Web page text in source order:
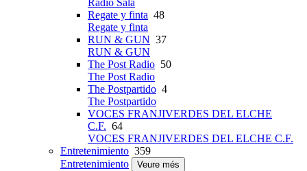
Radio Sala
Regate y finta 48
Regate y finta
RUN & GUN 37
RUN & GUN
The Post Radio 50
The Post Radio
The Postpartido 4
The Postpartido
VOCES FRANJIVERDES DEL ELCHE
C.F. 64
VOCES FRANJIVERDES DEL ELCHE C.F.
Entretenimiento 359
Entretenimiento
Veure més